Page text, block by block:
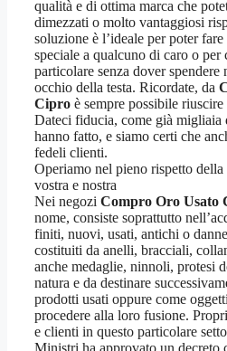
qualità e di ottima marca che
dimezzati o molto vantaggiosi
soluzione è l’ideale per poter
speciale a qualcuno di caro o per
particolare senza dover spendere
occhio della testa. Ricordate, da
Cipro è sempre possibile
Dateci fiducia, come già migliaia
hanno fatto, e siamo certi che
fedeli clienti.
Operiamo nel pieno rispetto della
vostra e nostra
Nei negozi Compro Oro Usato
nome, consiste soprattutto
finiti, nuovi, usati, antichi o
costituiti da anelli, bracciali,
anche medaglie, ninnoli, protesi
natura e da destinare
prodotti usati oppure come
procedere alla loro fusione.
e clienti in questo particolare